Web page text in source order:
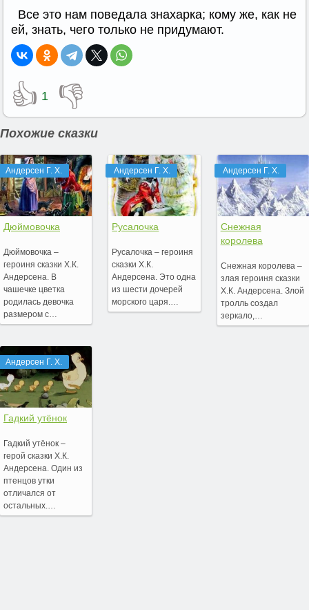
Все это нам поведала знахарка; кому же, как не
ей, знать, чего только не придумают.
👍 1 👎
Похожие сказки
Андерсен Г. Х.
Дюймовочка
Дюймовочка –
героиня сказки Х.К.
Андерсена. В
чашечке цветка
родилась девочка
размером с…
Андерсен Г. Х.
Гадкий утёнок
Гадкий утёнок –
герой сказки Х.К.
Андерсена. Один из
птенцов утки
отличался от
остальных.…
Андерсен Г. Х.
Русалочка
Русалочка – героиня
сказки Х.К.
Андерсена. Это одна
из шести дочерей
морского царя.…
Андерсен Г. Х.
Снежная
королева
Снежная королева –
злая героиня сказки
Х.К. Андерсена. Злой
тролль создал
зеркало,…